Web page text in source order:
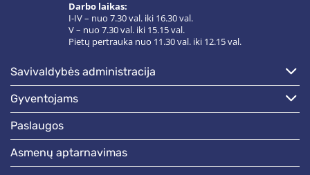
Darbo laikas:
I-IV – nuo 7.30 val. iki 16.30 val.
V – nuo 7.30 val. iki 15.15 val.
Pietų pertrauka nuo 11.30 val. iki 12.15 val.
savivaldybės administracija
gyventojams
paslaugos
asmenų aptarnavimas